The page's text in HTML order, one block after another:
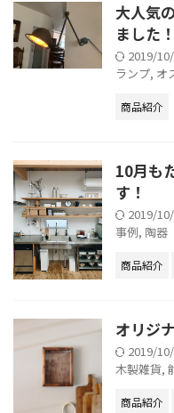
大人気
ました！
2019/
ランプ, オ
商品紹介
10月も
す！
2019/
事例, 陶器
商品紹介
オリジ
2019/
木製雑貨,
商品紹介